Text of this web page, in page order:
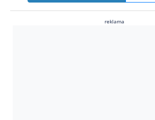
reklama